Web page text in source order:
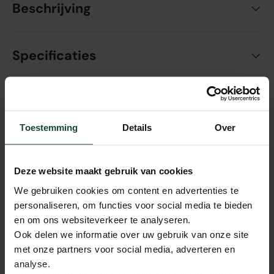
Toestemming Details Over
Deze website maakt gebruik van cookies
We gebruiken cookies om content en advertenties te
personaliseren, om functies voor social media te bieden
en om ons websiteverkeer te analyseren.
Ook delen we informatie over uw gebruik van onze site
met onze partners voor social media, adverteren en
analyse.
Beschrijving
Specificaties
Bezorging en verzending
Showroom en openingstijden
Veilig en eenvoudig betalen
Contact met de klantenservice